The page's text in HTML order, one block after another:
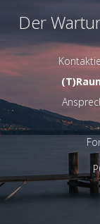
Der